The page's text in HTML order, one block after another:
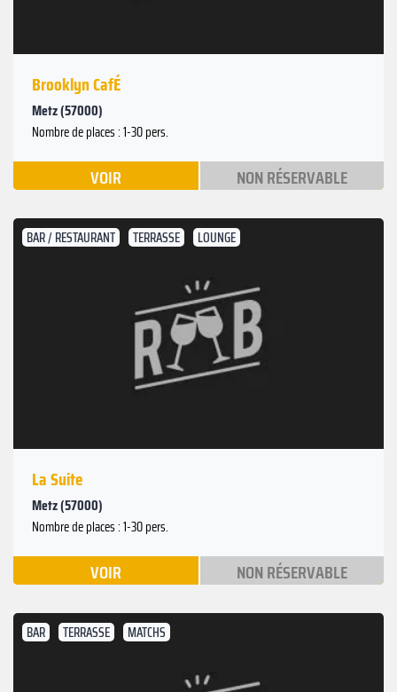
Brooklyn CafÉ
Metz (57000)
Nombre de places : 1-30 pers.
VOIR NON RÉSERVABLE
BAR / RESTAURANT TERRASSE LOUNGE
La Suite
Metz (57000)
Nombre de places : 1-30 pers.
VOIR NON RÉSERVABLE
BAR TERRASSE MATCHS